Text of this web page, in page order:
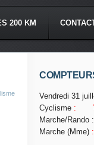
200 KM
Vendredi 31
Cyclisme :
Marche/Rando :
Marche (Mme) :